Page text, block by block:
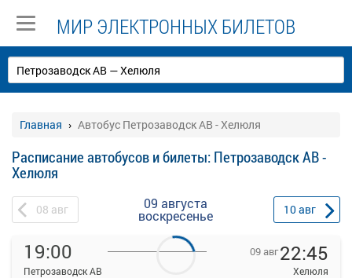
МИР ЭЛЕКТРОННЫХ БИЛЕТОВ
Главная Автобус Петрозаводск АВ - Хелюля
Расписание автобусов и билеты: Петрозаводск АВ -
Хелюля
08 авг 09 августа
воскресенье 10авг
19:00
Петрозаводск АВ
09 авг22:45
Хелюля